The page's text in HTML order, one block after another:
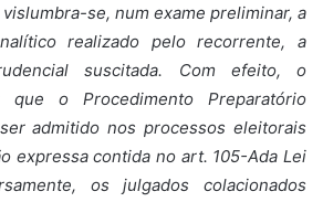
se, num exame preliminar, a
realizado pelo recorrente, a
suscitada. Com efeito, o
que o Procedimento Preparatório
admitido nos processos eleitorais
expressa contida no art. 105-Ada Lei
os julgados colacionados